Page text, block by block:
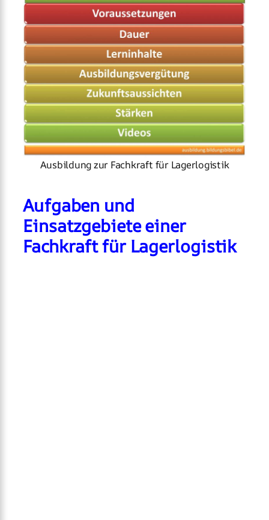
Ausbildung zur Fachkraft für Lagerlogistik
Aufgaben und
Einsatzgebiete einer
Fachkraft für Lagerlogistik